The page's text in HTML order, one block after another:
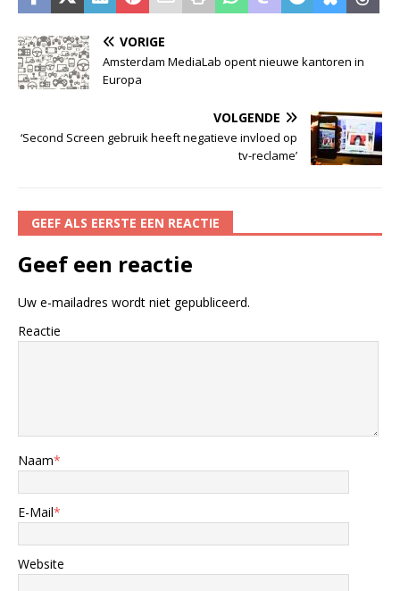
VORIGE
Amsterdam MediaLab opent nieuwe kantoren in
Europa
VOLGENDE
‘Second Screen gebruik heeft negatieve invloed op
tv-reclame’
GEEF ALS EERSTE EEN REACTIE
Geef een reactie
Uw e-mailadres wordt niet gepubliceerd.
Reactie
Naam*
E-Mail*
Website